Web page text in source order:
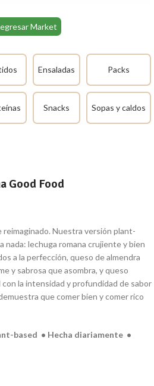
Market
Ensaladas Packs
Snacks Sopas y caldos
Good Food
reimaginado. Nuestra versión plant-
nada: lechuga romana crujiente y bien
a la perfección, queso de almendra
y sabrosa que asombra, y queso
la intensidad y profundidad de sabor
que comer bien y comer rico
based • Hecha diariamente •